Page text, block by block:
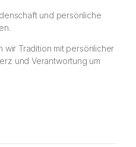
und persönliche
wir Tradition mit persönlicher
und Verantwortung um